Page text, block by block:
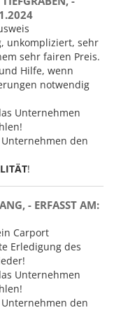
unkompliziert, sehr
sehr fairen Preis.
Hilfe, wenn
notwendig
Unternehmen
den
!
- ERFASST AM:
Carport
Erledigung des
Unternehmen
den